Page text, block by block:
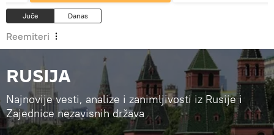
Juče Danas
Reemiteri
RUSIJA
Najnovije vesti, analize i zanimljivosti iz Rusije i
Zajednice nezavisnih država